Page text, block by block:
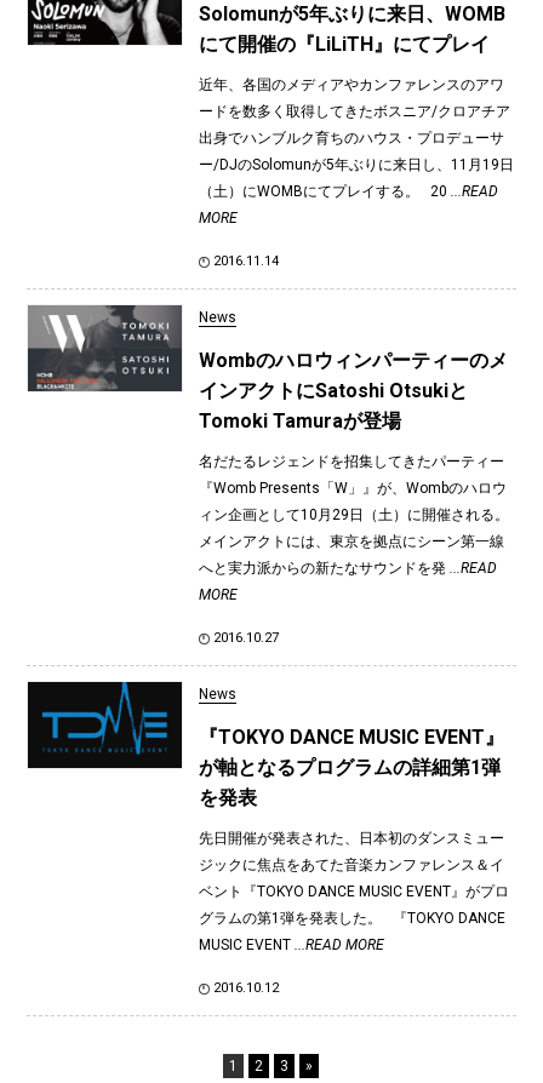
Solomunが5年ぶりに来日、WOMB
にて開催の『LiLiTH』にてプレイ
近年、各国のメディアやカンファレンスのアワ
ードを数多く取得してきたボスニア/クロアチア
出身でハンブルク育ちのハウス・プロデューサ
ー/DJのSolomunが5年ぶりに来日し、11月19日
（土）にWOMBにてプレイする。 20
...READ
MORE
2016.11.14
News
Wombのハロウィンパーティーのメ
インアクトにSatoshi Otsukiと
Tomoki Tamuraが登場
名だたるレジェンドを招集してきたパーティー
『Womb Presents「W」』が、Wombのハロウ
ィン企画として10月29日（土）に開催される。
メインアクトには、東京を拠点にシーン第一線
へと実力派からの新たなサウンドを発
...READ
MORE
2016.10.27
News
『TOKYO DANCE MUSIC EVENT』
が軸となるプログラムの詳細第1弾
を発表
先日開催が発表された、日本初のダンスミュー
ジックに焦点をあてた音楽カンファレンス＆イ
ベント『TOKYO DANCE MUSIC EVENT』がプロ
グラムの第1弾を発表した。 『TOKYO DANCE
MUSIC EVENT ...READ MORE
2016.10.12
1 2 3 »